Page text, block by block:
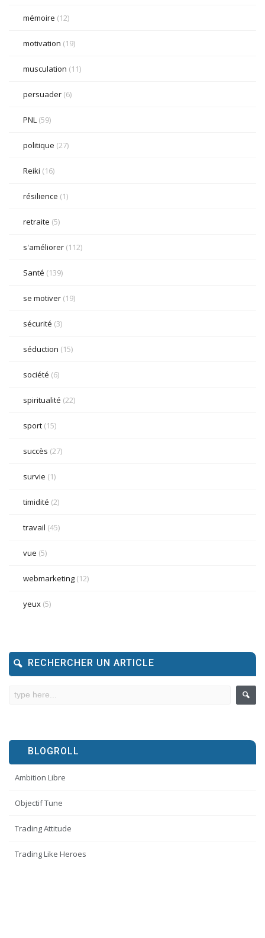
mémoire (12)
motivation (19)
musculation (11)
persuader (6)
PNL (59)
politique (27)
Reiki (16)
résilience (1)
retraite (5)
s'améliorer (112)
Santé (139)
se motiver (19)
sécurité (3)
séduction (15)
société (6)
spiritualité (22)
sport (15)
succès (27)
survie (1)
timidité (2)
travail (45)
vue (5)
webmarketing (12)
yeux (5)
RECHERCHER UN ARTICLE
BLOGROLL
Ambition Libre
Objectif Tune
Trading Attitude
Trading Like Heroes